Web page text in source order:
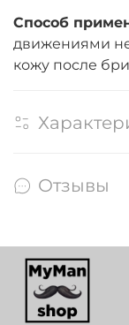
Способ
движениями
кожу после
Отзывы